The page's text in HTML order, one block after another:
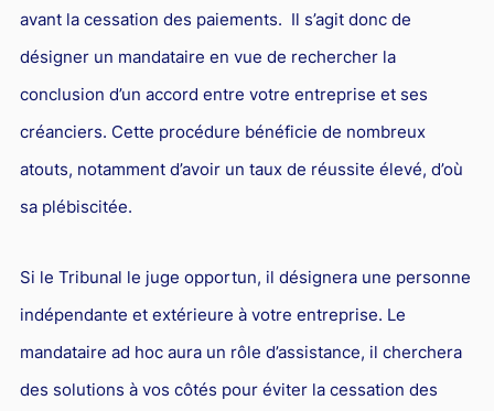
avant la cessation des paiements. Il s’agit donc de
désigner un mandataire en vue de rechercher la
conclusion d’un accord entre votre entreprise et ses
créanciers. Cette procédure bénéficie de nombreux
atouts, notamment d’avoir un taux de réussite élevé, d’où
sa plébiscitée.
Si le Tribunal le juge opportun, il désignera une personne
indépendante et extérieure à votre entreprise. Le
mandataire ad hoc aura un rôle d’assistance, il cherchera
des solutions à vos côtés pour éviter la cessation des